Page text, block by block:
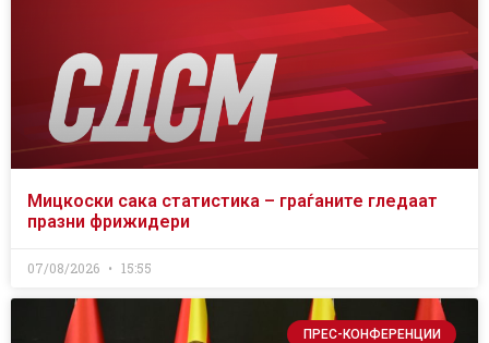
Мицкоски сака статистика – граѓаните гледаат
празни фрижидери
07/08/2026 15:55
ПРЕС-КОНФЕРЕНЦИИ